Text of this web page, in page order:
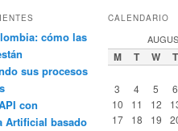
cómo las
sus procesos
con
Artificial basado
CALENDARIO
M T W T
3
4 5 6
10
11 12
17
18 19